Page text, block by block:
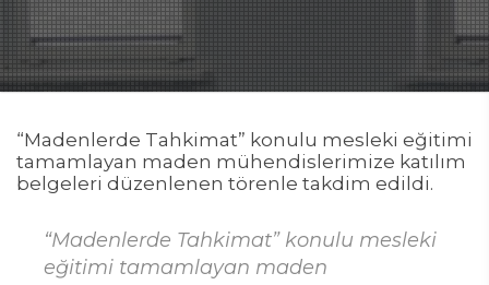
“Madenlerde Tahkimat” konulu mesleki eğitimi
tamamlayan maden mühendislerimize katılım
belgeleri düzenlenen törenle takdim edildi.
“Madenlerde Tahkimat” konulu mesleki
eğitimi tamamlayan maden